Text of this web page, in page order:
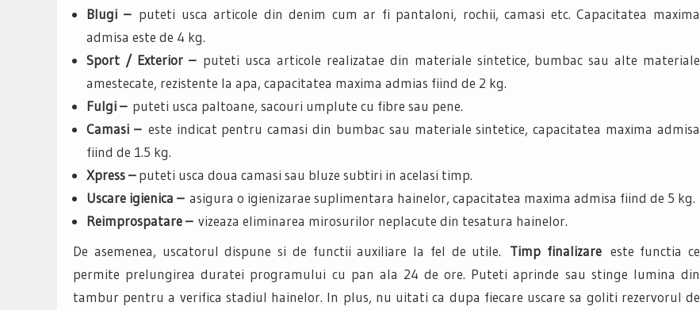
Blugi – puteti usca articole din denim cum ar fi pantaloni, rochii, camasi etc. Capacitatea maxima
admisa este de 4 kg.
Sport / Exterior – puteti usca articole realizatae din materiale sintetice, bumbac sau alte materiale
amestecate, rezistente la apa, capacitatea maxima admias fiind de 2 kg.
Fulgi – puteti usca paltoane, sacouri umplute cu fibre sau pene.
Camasi – este indicat pentru camasi din bumbac sau materiale sintetice, capacitatea maxima admisa
fiind de 1.5 kg.
Xpress –puteti usca doua camasi sau bluze subtiri in acelasi timp.
Uscare igienica – asigura o igienizarae suplimentara hainelor, capacitatea maxima admisa fiind de 5 kg.
Reimprospatare – vizeaza eliminarea mirosurilor neplacute din tesatura hainelor.
De asemenea, uscatorul dispune si de functii auxiliare la fel de utile. Timp finalizare este functia ce
permite prelungirea duratei programului cu pan ala 24 de ore. Puteti aprinde sau stinge lumina din
tambur pentru a verifica stadiul hainelor. In plus, nu uitati ca dupa fiecare uscare sa goliti rezervorul de